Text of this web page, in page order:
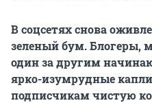
В соцсетях снова
зеленый бум. Блогеры,
один за другим
ярко-изумрудные
подписчикам чистую